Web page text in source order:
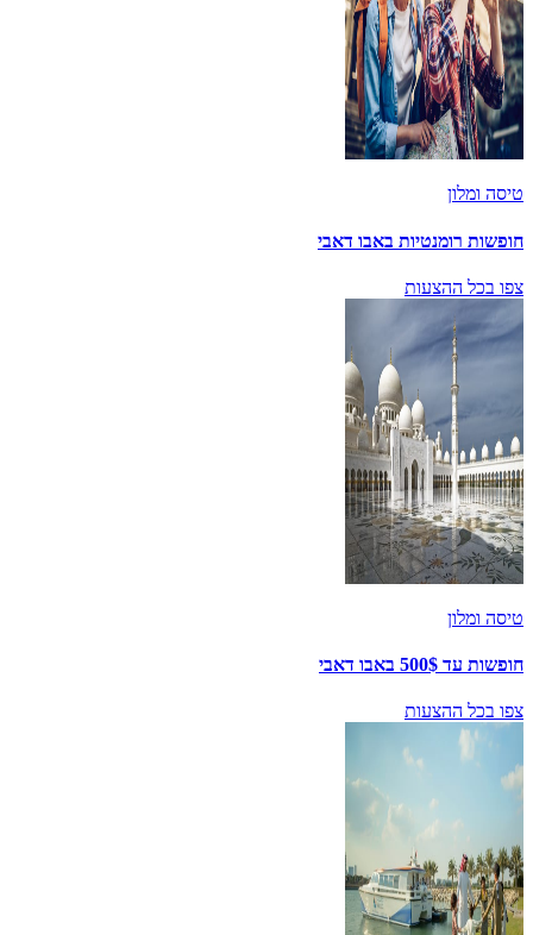
טיסה ומלון
חופשות רומנטיות באבו דאבי
צפו בכל ההצעות
טיסה ומלון
חופשות עד 500$ באבו דאבי
צפו בכל ההצעות